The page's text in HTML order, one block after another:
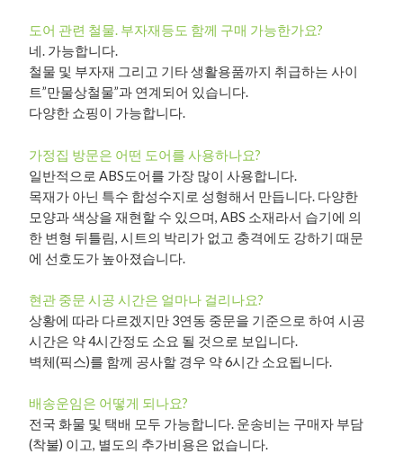
도어 관련 철물. 부자재등도 함께 구매 가능한가요?
네. 가능합니다.
철물 및 부자재 그리고 기타 생활용품까지 취급하는 사이
트”만물상철물”과 연계되어 있습니다.
다양한 쇼핑이 가능합니다.
가정집 방문은 어떤 도어를 사용하나요?
일반적으로 ABS도어를 가장 많이 사용합니다.
목재가 아닌 특수 합성수지로 성형해서 만듭니다. 다양한
모양과 색상을 재현할 수 있으며, ABS 소재라서 습기에 의
한 변형 뒤틀림, 시트의 박리가 없고 충격에도 강하기 때문
에 선호도가 높아졌습니다.
현관 중문 시공 시간은 얼마나 걸리나요?
상황에 따라 다르겠지만 3연동 중문을 기준으로 하여 시공
시간은 약 4시간정도 소요 될 것으로 보입니다.
벽체(픽스)를 함께 공사할 경우 약 6시간 소요됩니다.
배송운임은 어떻게 되나요?
전국 화물 및 택배 모두 가능합니다. 운송비는 구매자 부담
(착불) 이고, 별도의 추가비용은 없습니다.